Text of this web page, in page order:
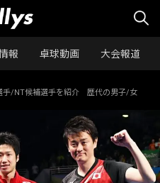
報 卓球動画 大会報道
手/NT候補選手を紹介 歴代の男子/女